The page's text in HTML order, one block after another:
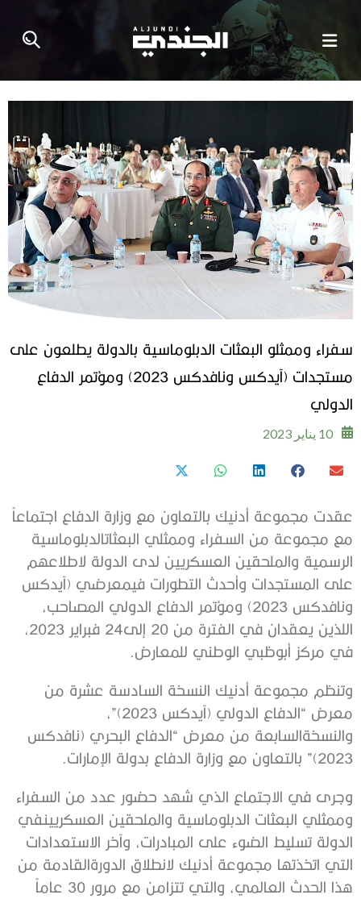
سفراء وممثلو البعثات الدبلوماسية بالدولة يطلعون على
مستجدات (آيدكس ونافدكس 2023) ومؤتمر الدفاع
الدولي
10 يناير 2023
عقدت مجموعة أدنيك بالتعاون مع وزارة الدفاع اجتماعاً
مع مجموعة من السفراء وممثلي البعثاتالدبلوماسية
الرسمية والملحقين العسكريين لدى الدولة لاطلاعهم
على المستجدات وأحدث التطورات فيمعرضي (آيدكس
ونافدكس
ومؤتمر الدفاع الدولي المصاحب،
اللذين يعقدان في الفترة من إلى24 فبراير
،
في مركز أبوظبي الوطني للمعارض
وتنظم مجموعة أدنيك النسخة السادسة عشرة من
معرض “الدفاع الدولي (آيدكس
،
والنسخةالسابعة من معرض “الدفاع البحري (نافدكس
2023)”
بالتعاون مع وزارة الدفاع بدولة الإمارات
وجرى في الاجتماع الذي شهد حضور عدد من السفراء
وممثلي البعثات الدبلوماسية والملحقين العسكريين في
الدولة تسليط الضوء على المبادرات، وآخر الاستعدادات
التي اتخذتها مجموعة أدنيك لانطلاق الدورةالقادمة من
هذا الحدث العالمي، والتي تتزامن مع مرور
عاماً